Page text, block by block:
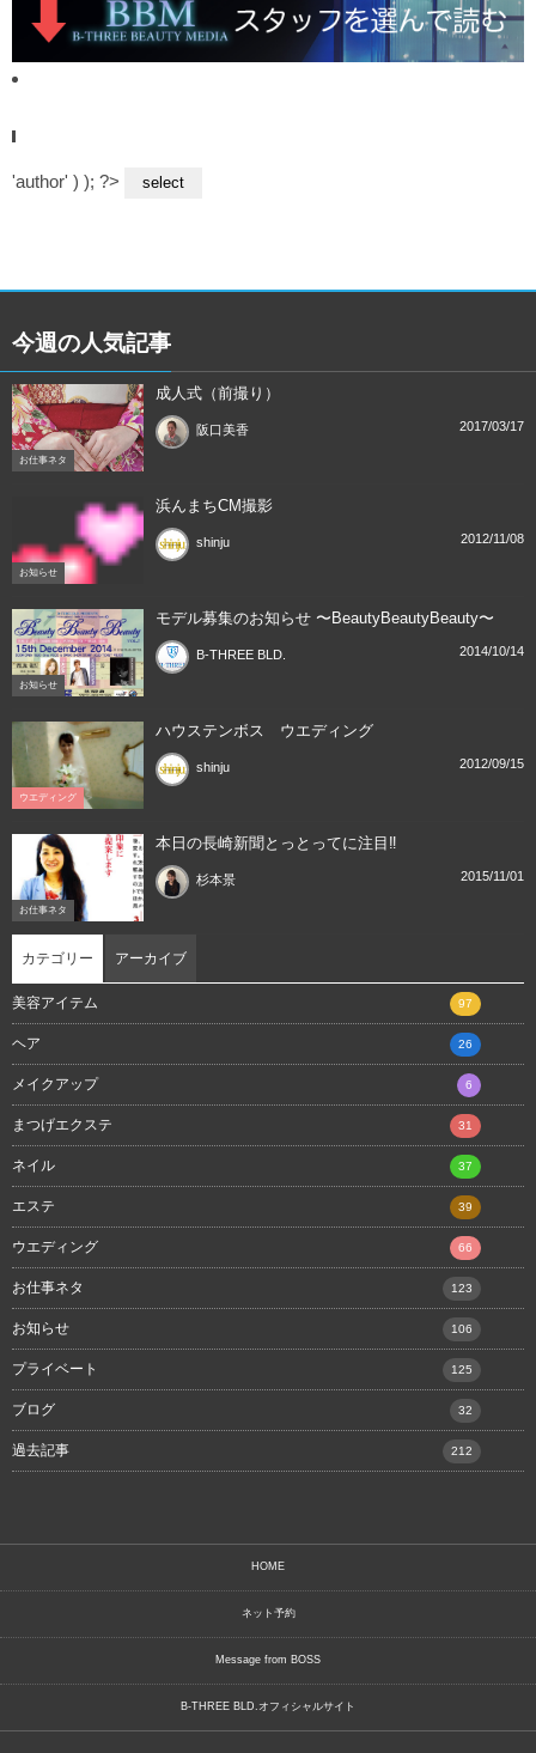
'author' ) ); ?>
今週の人気記事
お仕事ネタ
成人式（前撮り）
阪口美香 2017/03/17
お知らせ
浜んまちCM撮影
shinju 2012/11/08
お知らせ
モデル募集のお知らせ 〜BeautyBeautyBeauty〜
B-THREE BLD. 2014/10/14
ウエディング
ハウステンボス ウエディング
shinju 2012/09/15
お仕事ネタ
本日の長崎新聞とっとってに注目‼︎
杉本景 2015/11/01
カテゴリー アーカイブ
美容アイテム 97
ヘア 26
メイクアップ 6
まつげエクステ 31
ネイル 37
エステ 39
ウエディング 66
お仕事ネタ 123
お知らせ 106
プライベート 125
ブログ 32
過去記事 212
HOME
ネット予約
Message from BOSS
B-THREE BLD.オフィシャルサイト